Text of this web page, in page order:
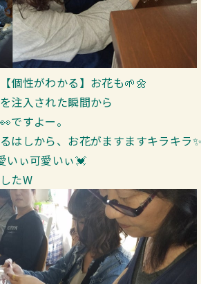
個性がわかる】お花も🌱🌼
注入された瞬間から
ですよー。
はしから、お花がますますキラキラ
いぃ可愛いぃ💓
たW